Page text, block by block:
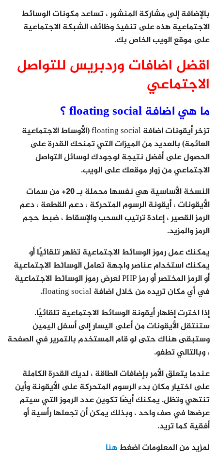
بالإضافة إلى مشاركة المنشور ، تساعد مكونات الوسائط
الاجتماعية هذه على تنفيذ وظائف الشبكة الاجتماعية
على موقع الويب الخاص بك.
اقضل اضافات وردبريس للتواصل
الاجتماعي
ما هي اضافة floating social ؟
تزخر أيقونات اضافة floating social (الأوساط الاجتماعية
العائمة) بالعديد من الميزات التي تمنحك القدرة على
الحصول على أفضل نتيجة لوجودك لوسائل التواصل
الاجتماعي من زوار موقعك على الويب.
النسخة الأساسية هي نفسها محملة بـ 20+ من سمات
الأيقونات ، أيقونة الرسوم المتحركة ، دعم القطعة ، دعم
الرمز القصير ، إعادة ترتيب السحب والإسقاط ، ضبط حجم
الرمز والمزيد.
يمكنك عمل رموز الوسائط الاجتماعية تظهر تلقائيًا أو
يمكنك استخدام عناصر واجهة تعامل الوسائط الاجتماعية
أو الرمز المختصر أو رمز PHP لعرض رموز الوسائط الاجتماعية
في أي مكان تريده من خلال اضافة floating social.
إذا اخترت إظهار أيقونة الوسائط الاجتماعية تلقائيًا.
ستنتقل الأيقونات من أعلى اليسار إلى أسفل اليمين
وستبقى هناك حتى لو قام المستخدم بالتمرير في الصفحة
، وبالتالي تطفو.
عندما يتعلق الأمر بإضافات الطاقة ، لديك القدرة الكاملة
على اختيار مكان بدء الرسوم المتحركة على الأيقونة وأين
تنتهي وتظل. يمكنك أيضًا تكوين عدد الرموز التي سيتم
عرضها في صف واحد ، وبذلك يمكن أن تجعلها رأسية أو
أفقية كما تريد.
لمزيد من المعلومات اضغط هنا